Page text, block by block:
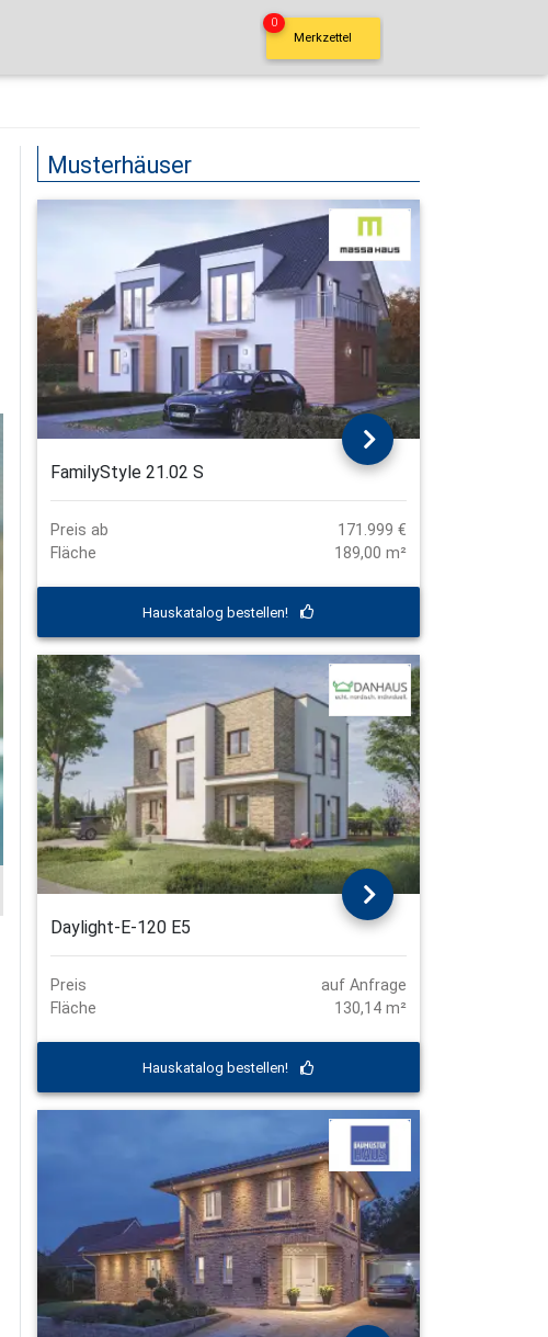
Musterhäuser
FamilyStyle 21.02 S
Preis ab
171.999 €
Fläche
189,00 m²
Hauskatalog bestellen!
Daylight-E-120 E5
Preis
auf Anfrage
Fläche
130,14 m²
Hauskatalog bestellen!
Merkzettel
0